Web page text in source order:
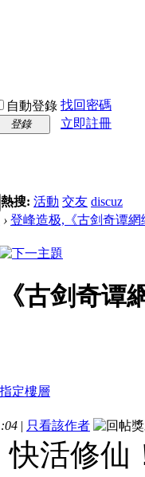
自動登錄 找回密碼
登錄
立即註冊
熱搜: 活動 交友 discuz
› 登峰造极,《古剑奇谭網
古剑奇谭
| 只看該作者
活修仙